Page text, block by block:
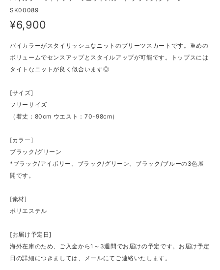
SK00089
¥6,900
バイカラーがスタイリッシュなニットのプリーツスカートです。重めの
ボリュームでセンスアップとスタイルアップが可能です。トップスには
タイトなニットが良く似合います◎
[サイズ]
フリーサイズ
（着丈：80cm ウエスト：70-98cm）
[カラー]
ブラック/グリーン
*ブラック/アイボリー、ブラック/グリーン、ブラック/ブルーの3色展
開です。
[素材]
ポリエステル
[お届け予定日]
海外在庫のため、ご入金から1～3週間でお届けの予定です。お届け予定
日の詳細につきましては、メールにてご連絡いたします。